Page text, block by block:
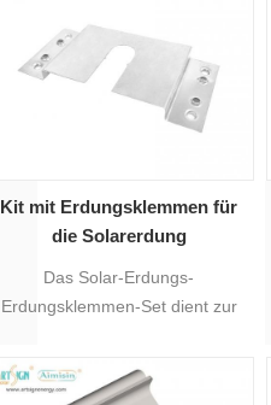
Kit mit Erdungsklemmen für
die Solarerdung
Das Solar-Erdungs-
Erdungsklemmen-Set dient zur
Montagesystemen.